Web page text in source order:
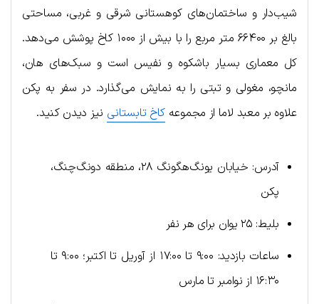
شیب‌دار و ساختمان‌های کوهستانی شرقی و غربی، مساحتی
بالغ بر ۶۶۴۰۰ متر مربع را با بیش از ۱۰۰۰ کاخ پوشش می‌دهد.
کل معماری بسیار باشکوه و نفیس است و سبک‌های هان،
مانچو، مغولی و تبتی را به نمایش می‌گذارد. در سفر به پکن
علاوه بر معبد لاما از مجموعه کاخ تابستانی نیز دیدن کنید.
آدرس: خیابان یونگ‌هگونگ ۲۸، منطقه دونگ‌چنگ،
پکن
بلیط: ۲۵ یوان برای هر نفر
ساعات بازدید: ۹:۰۰ تا ۱۷:۰۰ از آوریل تا اکتبر؛ ۹:۰۰ تا
۱۶:۳۰ از نوامبر تا مارس